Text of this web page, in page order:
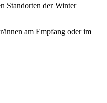
Standorten der Winter
innen am Empfang oder im